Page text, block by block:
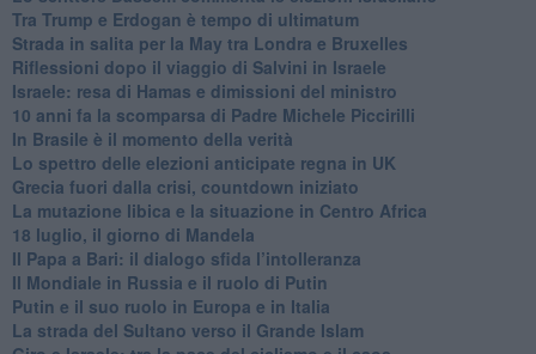
Tra Trump e Erdogan è tempo di ultimatum
Strada in salita per la May tra Londra e Bruxelles
Riflessioni dopo il viaggio di Salvini in Israele
Israele: resa di Hamas e dimissioni del ministro
10 anni fa la scomparsa di Padre Michele Piccirilli
In Brasile è il momento della verità
Lo spettro delle elezioni anticipate regna in UK
Grecia fuori dalla crisi, countdown iniziato
La mutazione libica e la situazione in Centro Africa
18 luglio, il giorno di Mandela
Il Papa a Bari: il dialogo sfida l’intolleranza
Il Mondiale in Russia e il ruolo di Putin
Putin e il suo ruolo in Europa e in Italia
La strada del Sultano verso il Grande Islam